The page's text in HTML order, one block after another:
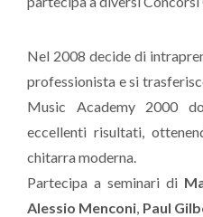
Nel 2008 decide di
professionista e si
Music Academy 2000
eccellenti risultati,
chitarra moderna.
Partecipa a seminari di
Alessio Menconi Paul